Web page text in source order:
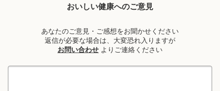
おいしい健康へのご意見
あなたのご意見・ご感想をお聞かせください
返信が必要な場合は、大変恐れ入りますが
お問い合わせ よりご連絡ください